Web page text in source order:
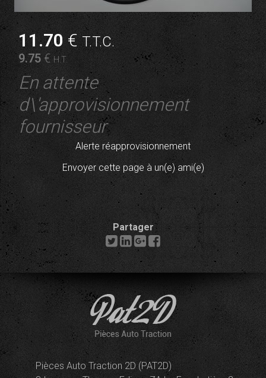
11 .70 €T.T.C.
9.75 €H.T.
En attente
d\'approvisionnement
fournisseur
Alerte réapprovisionnement
Envoyer cette page à un(e) ami(e)
Partager
Pièces Auto Traction 2D (PAT2D)